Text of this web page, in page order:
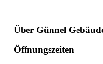
Über Günnel
Öffnungszeiten